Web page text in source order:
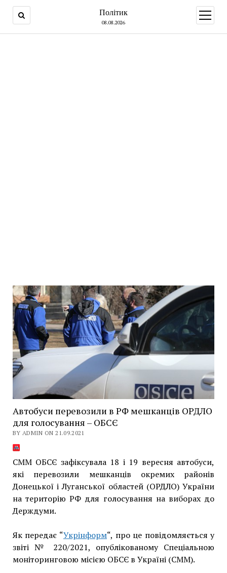
Політик
08.08.2026
open
menu
Автобуси перевозили в РФ мешканців ОРДЛО
для голосування – ОБСЄ
BY ADMIN ON 21.09.2021
СММ ОБСЄ зафіксувала 18 і 19 вересня автобуси,
які перевозили мешканців окремих районів
Донецької і Луганської областей (ОРДЛО) України
на територію РФ для голосування на виборах до
Держдуми.
Як передає “Укрінформ“, про це повідомляється у
звіті № 220/2021, опублікованому Спеціальною
моніторинговою місією ОБСЄ в Україні (СММ).